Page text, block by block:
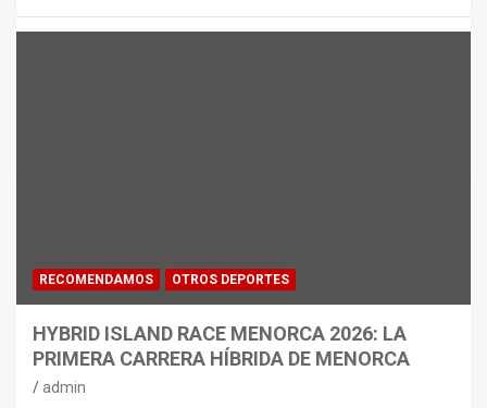
RECOMENDAMOS OTROS DEPORTES
HYBRID ISLAND RACE MENORCA 2026: LA
PRIMERA CARRERA HÍBRIDA DE MENORCA
admin